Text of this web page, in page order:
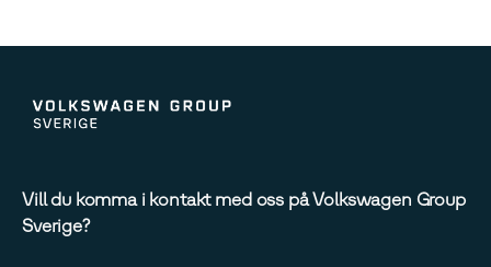
Vill du komma i kontakt med oss på Volkswagen Group
Sverige?